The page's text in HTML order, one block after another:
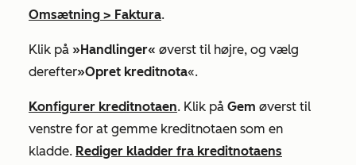
Omsætning > Faktura.
Klik på »Handlinger« øverst til højre, og vælg
derefter»Opret kreditnota«.
Konfigurer kreditnotaen. Klik på Gem øverst til
venstre for at gemme kreditnotaen som en
kladde. Rediger kladder fra kreditnotaens